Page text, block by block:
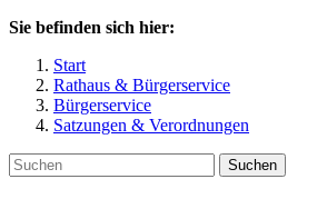
Sie befinden sich hier:
Start
Rathaus & Bürgerservice
Bürgerservice
Satzungen & Verordnungen
Suchen